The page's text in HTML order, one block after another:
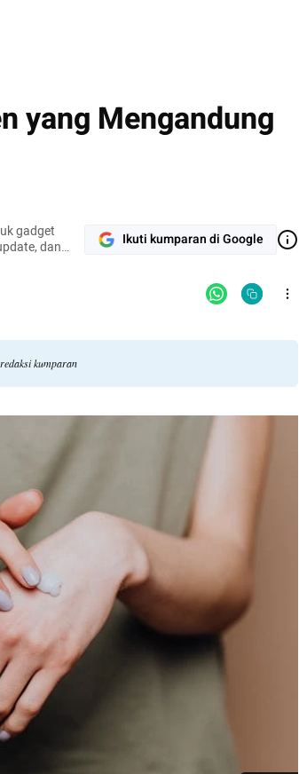
yang Mengandung
gadget
dan
Ikuti kumparan di Google
kumparan